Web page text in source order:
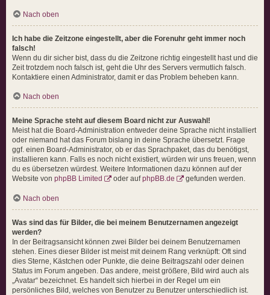
Nach oben
Ich habe die Zeitzone eingestellt, aber die Forenuhr geht immer noch
falsch!
Wenn du dir sicher bist, dass du die Zeitzone richtig eingestellt hast und die
Zeit trotzdem noch falsch ist, geht die Uhr des Servers vermutlich falsch.
Kontaktiere einen Administrator, damit er das Problem beheben kann.
Nach oben
Meine Sprache steht auf diesem Board nicht zur Auswahl!
Meist hat die Board-Administration entweder deine Sprache nicht installiert
oder niemand hat das Forum bislang in deine Sprache übersetzt. Frage
ggf. einen Board-Administrator, ob er das Sprachpaket, das du benötigst,
installieren kann. Falls es noch nicht existiert, würden wir uns freuen, wenn
du es übersetzen würdest. Weitere Informationen dazu können auf der
Website von phpBB Limited oder aufphpBB.de gefunden werden.
Nach oben
Was sind das für Bilder, die bei meinem Benutzernamen angezeigt
werden?
In der Beitragsansicht können zwei Bilder bei deinem Benutzernamen
stehen. Eines dieser Bilder ist meist mit deinem Rang verknüpft: Oft sind
dies Sterne, Kästchen oder Punkte, die deine Beitragszahl oder deinen
Status im Forum angeben. Das andere, meist größere, Bild wird auch als
„Avatar“ bezeichnet. Es handelt sich hierbei in der Regel um ein
persönliches Bild, welches von Benutzer zu Benutzer unterschiedlich ist.